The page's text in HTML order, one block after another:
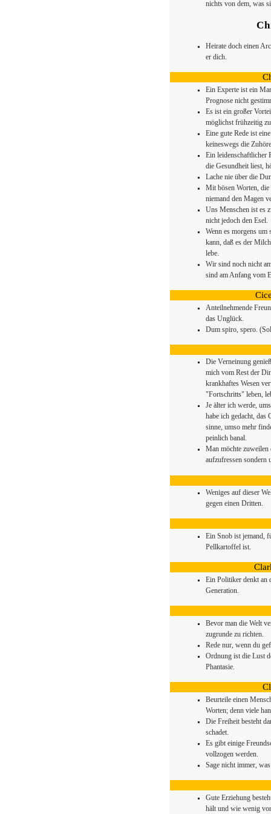
nichts von dem, was
Heirate doch einen
er dich.
Ein Experte ist ein
Prognose nicht
Es ist ein großer
möglichst frühzeitig
Eine gute Rede ist
keineswegs die
Ein leidenschaftlicher
die Gesundheit liest,
Lache nie über die
Mit bösen Worten, die
niemand den Magen
Uns Menschen ist es
nicht jedoch den Esel.
Wenn es morgens um
kann, daß es der
lebe.
Wir sind noch nicht
sind am Anfang vom
Anteilnehmende
das Unglück.
Dum spiro, spero.
Die Verneinung
mich vom Rest der
krankhaftes Wesen
"Fortschritts" leben,
Je älter ich werde,
habe ich gedacht, das
sinne, umso mehr
peinlich banal.
Man möchte zuweilen
aufzufressen sondern
Weniges auf dieser
gegen einen Dritten.
Ein Snob ist jemand,
Pellkartoffel ist.
Ein Politiker denkt an
Generation.
Bevor man die Welt
zugrunde zu richten.
Rede nur, wenn du
Ordnung ist die Lust
Phantasie.
Beurteile einen
Worten; denn viele
Die Freiheit besteht
schadet.
Es gibt einige
vollzogen werden.
Sage nicht immer,
Gute Erziehung
hält und wie wenig